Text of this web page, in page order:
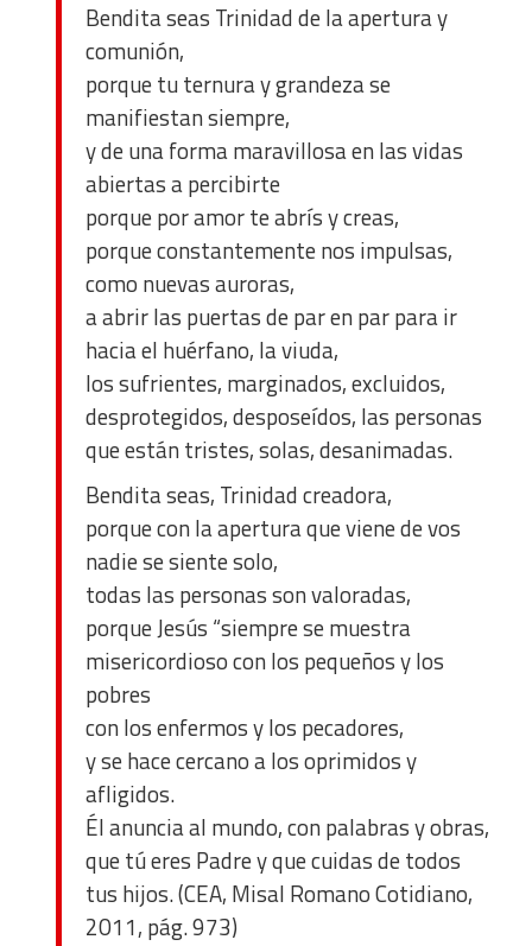
Bendita seas Trinidad de la apertura y
comunión,
porque tu ternura y grandeza se
manifiestan siempre,
y de una forma maravillosa en las vidas
abiertas a percibirte
porque por amor te abrís y creas,
porque constantemente nos impulsas,
como nuevas auroras,
a abrir las puertas de par en par para ir
hacia el huérfano, la viuda,
los sufrientes, marginados, excluidos,
desprotegidos, desposeídos, las personas
que están tristes, solas, desanimadas.
Bendita seas, Trinidad creadora,
porque con la apertura que viene de vos
nadie se siente solo,
todas las personas son valoradas,
porque Jesús “siempre se muestra
misericordioso con los pequeños y los
pobres
con los enfermos y los pecadores,
y se hace cercano a los oprimidos y
afligidos.
Él anuncia al mundo, con palabras y obras,
que tú eres Padre y que cuidas de todos
tus hijos. (CEA, Misal Romano Cotidiano,
2011, pág. 973)